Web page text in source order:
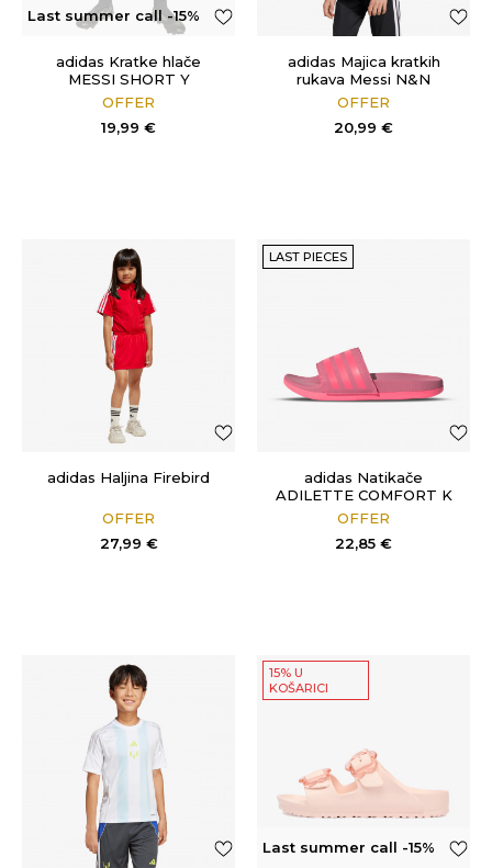
Last summer call -15%
adidas Kratke hlače
MESSI SHORT Y
OFFER
19,99 €
adidas Majica kratkih
rukava Messi N&N
OFFER
20,99 €
adidas Haljina Firebird
OFFER
27,99 €
LAST PIECES
adidas Natikače
ADILETTE COMFORT K
OFFER
22,85 €
15% U
KOŠARICI
Last summer call -15%